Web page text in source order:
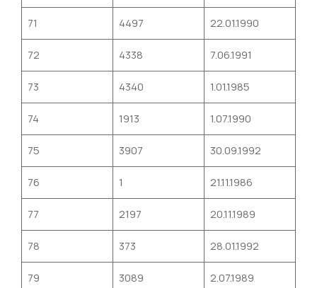
71 4497 22.01.1990
72 4338 7.06.1991
73 4340 1.01.1985
74 1913 1.07.1990
75 3907 30.09.1992
76 1 21.11.1986
77 2197 20.11.1989
78 373 28.01.1992
79 3089 2.07.1989